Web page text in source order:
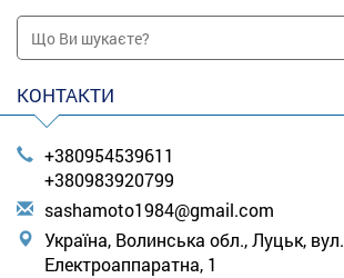
КОНТАКТИ
+380954539611
+380983920799
sashamoto1984@gmail.com
Україна, Волинська обл., Луцьк, вул.
Електроаппаратна, 1